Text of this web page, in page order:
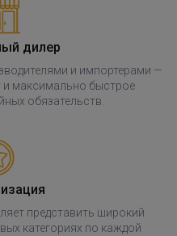
дилер
и импортерами —
и максимально быстрое
обязательств.
представить широкий
категориях по каждой